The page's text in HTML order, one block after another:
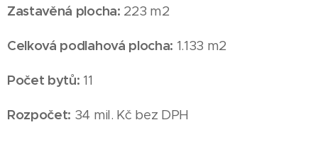
Zastavěná plocha: 223 m2
Celková podlahová plocha: 1.133 m2
Počet bytů: 11
Rozpočet: 34 mil. Kč bez DPH